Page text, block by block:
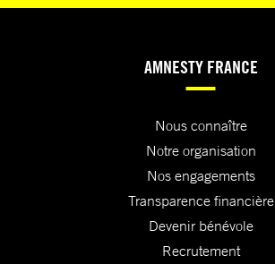
AMNESTY FRANCE
Nous connaître
Notre organisation
Nos engagements
Transparence financière
Devenir bénévole
Recrutement